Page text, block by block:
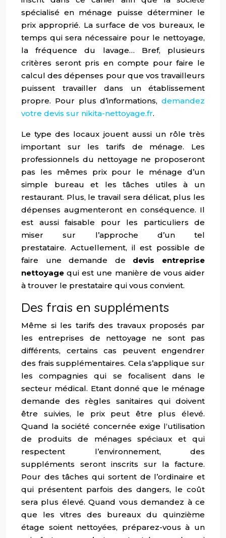
spécialisé en ménage puisse déterminer le
prix approprié. La surface de vos bureaux, le
temps qui sera nécessaire pour le nettoyage,
la fréquence du lavage… Bref, plusieurs
critères seront pris en compte pour faire le
calcul des dépenses pour que vos travailleurs
puissent travailler dans un établissement
propre. Pour plus d’informations, demandez
votre devis sur nikita-nettoyage.fr.
Le type des locaux jouent aussi un rôle très
important sur les tarifs de ménage. Les
professionnels du nettoyage ne proposeront
pas les mêmes prix pour le ménage d’un
simple bureau et les tâches utiles à un
restaurant. Plus, le travail sera délicat, plus les
dépenses augmenteront en conséquence. Il
est aussi faisable pour les particuliers de
miser sur l’approche d’un tel
prestataire. Actuellement, il est possible de
faire une demande de devis entreprise
nettoyage qui est une manière de vous aider
à trouver le prestataire qui vous convient.
Des frais en suppléments
Même si les tarifs des travaux proposés par
les entreprises de nettoyage ne sont pas
différents, certains cas peuvent engendrer
des frais supplémentaires. Cela s’applique sur
les compagnies qui se focalisent dans le
secteur médical. Etant donné que le ménage
demande des règles sanitaires qui doivent
être suivies, le prix peut être plus élevé.
Quand la société concernée exige l‘utilisation
de produits de ménages spéciaux et qui
respectent l’environnement, des
suppléments seront inscrits sur la facture.
Pour des tâches qui sortent de l’ordinaire et
qui présentent parfois des dangers, le coût
sera plus élevé. Quand vous demandez à ce
que les vitres des bureaux du quinzième
étage soient nettoyées, préparez-vous à un